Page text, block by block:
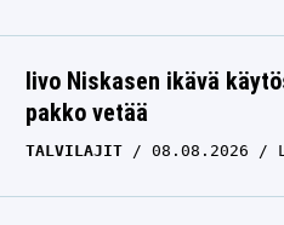
Iivo Niskasen ikävä
pakko vetää
TALVILAJIT 08.08.2026